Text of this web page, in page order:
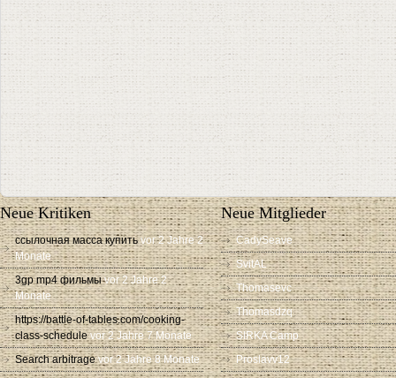
Neue Kritiken
ссылочная масса купить vor 2 Jahre 2
Monate
3gp mp4 фильмы vor 2 Jahre 2
Monate
https://battle-of-tables.com/cooking-
class-schedule vor 2 Jahre 7 Monate
Search arbitrage vor 2 Jahre 8 Monate
Neue Mitglieder
CadySeave
SvitAL
Thomasevc
Thomasdzq
SIRKA Camp
Proslavv12